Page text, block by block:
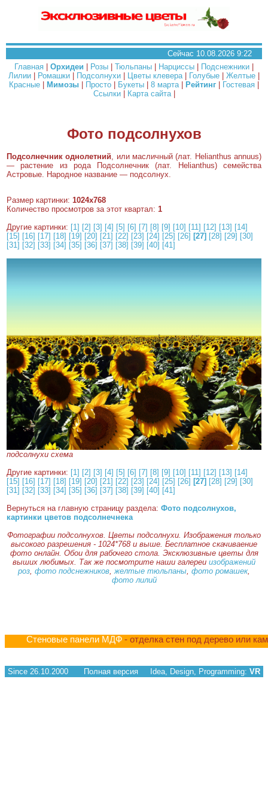
Сейчас 10.08.2026 9:22
Главная
Орхидеи Розы Тюльпаны Нарциссы Подснежники
Лилии
Ромашки Подсолнухи Цветы клевера| Голубые Желтые
Красные
Мимозы Просто Букеты 8 марта| Рейтинг Гостевая
Ссылки| Карта сайта|
Фото подсолнухов
Подсолнечник однолетний, или масличный (лат. Helianthus annuus)
— растение из рода Подсолнечник (лат. Helianthus) семейства
Астровые. Народное название — подсолнух.
Размер картинки: 1024x768
Количество просмотров за этот квартал: 1
Другие картинки: [1] [2] [3] [4] [5] [6] [7] [8] [9] [10] [11] [12] [13] [14]
[15] [16] [17] [18] [19] [20] [21] [22] [23] [24] [25] [26] [27] [28] [29] [30]
[31] [32] [33] [34] [35] [36] [37] [38] [39] [40] [41]
подсолнухи схема
Другие картинки: [1] [2] [3] [4] [5] [6] [7] [8] [9] [10] [11] [12] [13] [14]
[15] [16] [17] [18] [19] [20] [21] [22] [23] [24] [25] [26] [27] [28] [29] [30]
[31] [32] [33] [34] [35] [36] [37] [38] [39] [40] [41]
Вернуться на главную страницу раздела: Фото подсолнухов,
картинки цветов подсолнечнека
Фотографии подсолнухов. Цветы подсолнухи. Изображения только
высокого разрешения - 1024*768 и выше. Бесплатное скачиваение
фото онлайн. Обои для рабочего стола. Эксклюзивные цветы для
выших любимых. Так же посмотрите наши галереи изображений
роз фото подснежников желтые тюльпаны фото ромашек,
фото лилий
Стеновые панели МДФ - отделка стен под дерево или
Since 26.10.2000 Полная версия Idea, Design, Programming: VR